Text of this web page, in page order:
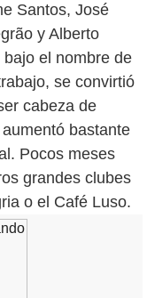
Santos, José
y Alberto
el nombre de
se convirtió
cabeza de
bastante
Pocos meses
grandes clubes
o el Café Luso.